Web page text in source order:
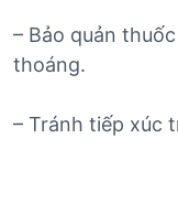
– Bảo quản
thoáng.
– Tránh tiếp xúc